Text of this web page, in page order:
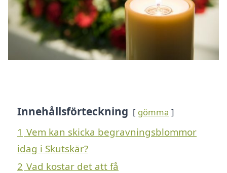
Innehållsförteckning gömma
1 Vem kan skicka begravningsblommor
idag i Skutskär?
2 Vad kostar det att få